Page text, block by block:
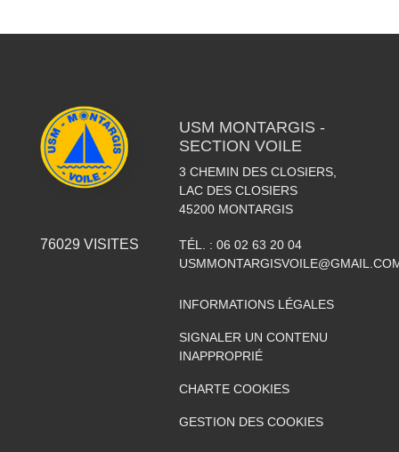
76029 VISITES
USM MONTARGIS -
SECTION VOILE
3 CHEMIN DES CLOSIERS,
LAC DES CLOSIERS
45200 MONTARGIS
TÉL. : 06 02 63 20 04
INFORMATIONS LÉGALES
SIGNALER UN CONTENU
INAPPROPRIÉ
CHARTE COOKIES
GESTION DES COOKIES